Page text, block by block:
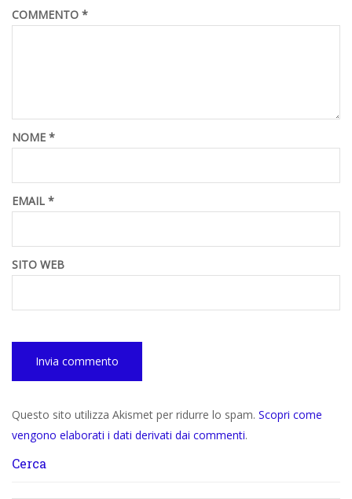
COMMENTO *
NOME *
EMAIL *
SITO WEB
Questo sito utilizza Akismet per ridurre lo spam. Scopri come
vengono elaborati i dati derivati dai commenti.
Cerca